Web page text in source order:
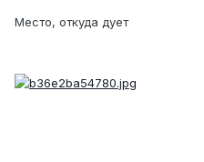
Место, откуда дует